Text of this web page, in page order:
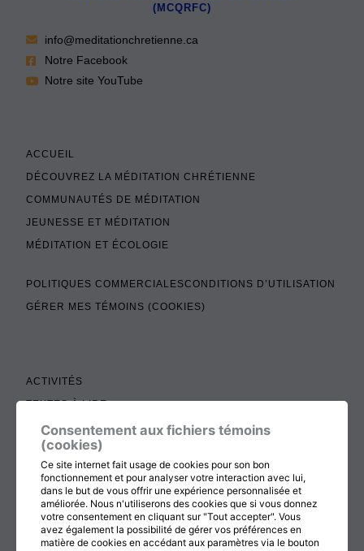
(MCQRFC)
info@meditationchretienne.ca
Notre Facebook
Notre site YouTube
ACCUEIL
DÉCOUVREZ LA MÉDITATION CHRÉTIENNE
COMMUNAUTÉS DE MÉDITATION
JEUNESSE ET MÉDITATION
MÉDITATION ET ÉCOLOGIE
POLITIQUES COMMERCIALESCONDITIONS D’UTILISATION
GÉRER MES TÉMOINS (COOKIES)
ACTIVITÉS
TEXTES À LIRE
ADMINISTRATION
BOUTIQUE
COTISATION, RENOUVELLEMENT ET ÉCHOS
DON
CONTACTEZ-NOUS
Consentement aux fichiers témoins
(cookies)
Ce site internet fait usage de cookies pour son bon
fonctionnement et pour analyser votre interaction avec lui,
dans le but de vous offrir une expérience personnalisée et
améliorée. Nous n'utiliserons des cookies que si vous donnez
votre consentement en cliquant sur "Tout accepter". Vous
avez également la possibilité de gérer vos préférences en
matière de cookies en accédant aux paramètres via le bouton